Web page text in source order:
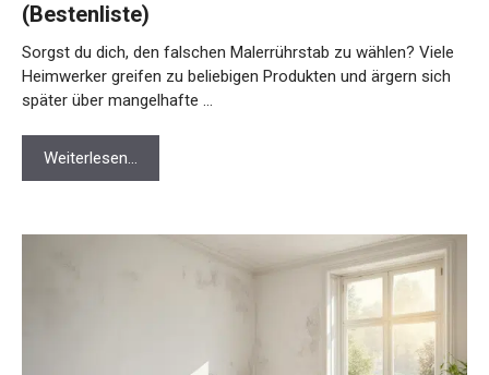
(Bestenliste)
Sorgst du dich, den falschen Malerrührstab zu wählen? Viele
Heimwerker greifen zu beliebigen Produkten und ärgern sich
später über mangelhafte …
Weiterlesen…